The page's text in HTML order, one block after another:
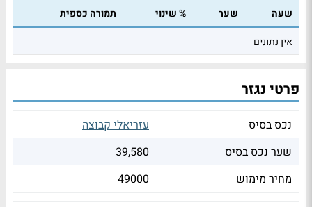
שעה
שער % שינוי
תמורה כספית
אין נתונים
פרטי נגזר
נכס בסיס
עזריאלי קבוצה
שער נכס בסיס
39,580
מחיר מימוש
49000